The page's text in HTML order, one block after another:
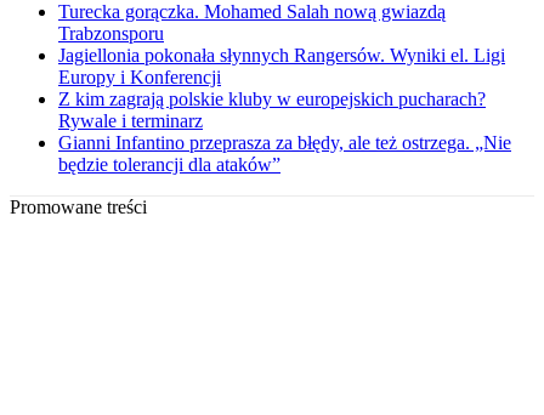
Turecka gorączka. Mohamed Salah nową gwiazdą
Trabzonsporu
Jagiellonia pokonała słynnych Rangersów. Wyniki el. Ligi
Europy i Konferencji
Z kim zagrają polskie kluby w europejskich pucharach?
Rywale i terminarz
Gianni Infantino przeprasza za błędy, ale też ostrzega. „Nie
będzie tolerancji dla ataków”
Promowane treści